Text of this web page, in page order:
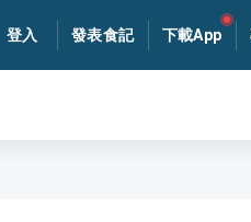
登入 發表食記 下載App